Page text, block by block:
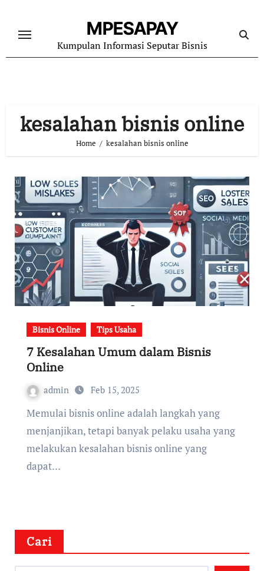
content
MPESAPAY
Kumpulan Informasi Seputar Bisnis
kesalahan bisnis online
Home kesalahan bisnis online
Bisnis Online Tips Usaha
7 Kesalahan Umum dalam Bisnis
Online
admin Feb 15, 2025
Memulai bisnis online adalah langkah yang
menjanjikan, tetapi banyak pelaku usaha yang
melakukan kesalahan bisnis online yang
dapat…
Cari